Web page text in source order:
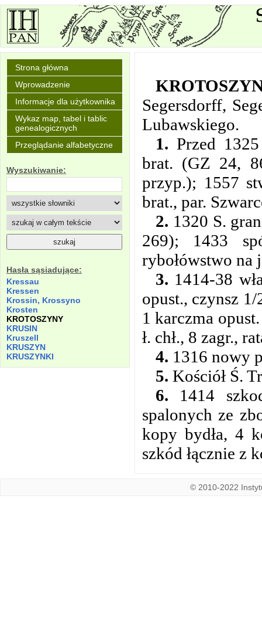
Strona główna
Wprowadzenie
Informacje dla użytkownika
Wykaz map, tabel i tablic
genealogicznych
Przeglądanie alfabetyczne
Wyszukiwanie:
Hasła sąsiadujące:
Kressau
Kressen
Krossin, Krossyno
Krosten
KROTOSZYNY
KRUSIN
Kruszell
KRUSZYN
KRUSZYNKI
Segersdorff,
Lubawskiego.
1. Przed
brat. (GZ 24,
przyp.); 1557
brat., par.
2. 1320 S.
269); 1433
rybołówstwo na
3. 1414-38
opust., czynsz
1 karczma
ł. chł., 8 zagr.,
4. 1316 nowy
5. Kościół Ś.
6. 1414
spalonych ze
kopy bydła, 4
szkód łącznie z
© 2010-2022